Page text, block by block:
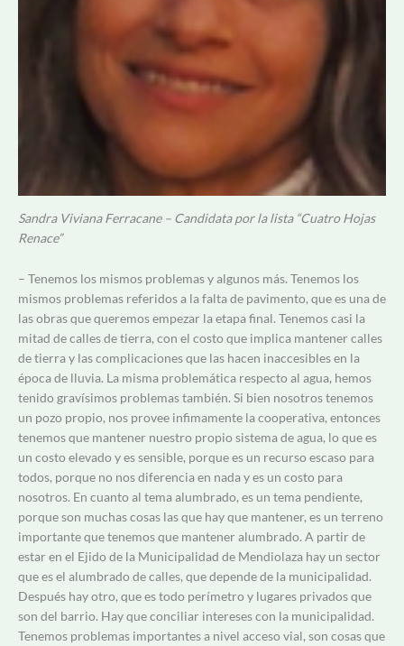
Sandra Viviana Ferracane – Candidata por la lista “Cuatro Hojas
Renace”
– Tenemos los mismos problemas y algunos más. Tenemos los
mismos problemas referidos a la falta de pavimento, que es una de
las obras que queremos empezar la etapa final. Tenemos casi la
mitad de calles de tierra, con el costo que implica mantener calles
de tierra y las complicaciones que las hacen inaccesibles en la
época de lluvia. La misma problemática respecto al agua, hemos
tenido gravísimos problemas también. Si bien nosotros tenemos
un pozo propio, nos provee infimamente la cooperativa, entonces
tenemos que mantener nuestro propio sistema de agua, lo que es
un costo elevado y es sensible, porque es un recurso escaso para
todos, porque no nos diferencia en nada y es un costo para
nosotros. En cuanto al tema alumbrado, es un tema pendiente,
porque son muchas cosas las que hay que mantener, es un terreno
importante que tenemos que mantener alumbrado. A partir de
estar en el Ejido de la Municipalidad de Mendiolaza hay un sector
que es el alumbrado de calles, que depende de la municipalidad.
Después hay otro, que es todo perímetro y lugares privados que
son del barrio. Hay que conciliar intereses con la municipalidad.
Tenemos problemas importantes a nivel acceso vial, son cosas que